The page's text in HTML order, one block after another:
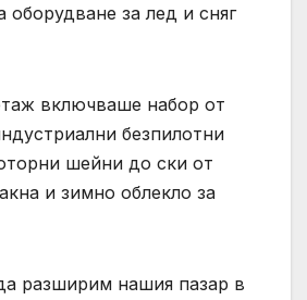
оборудване за лед и сняг
включваше набор от
безпилотни
шейни до ски от
и зимно облекло за
разширим нашия пазар в